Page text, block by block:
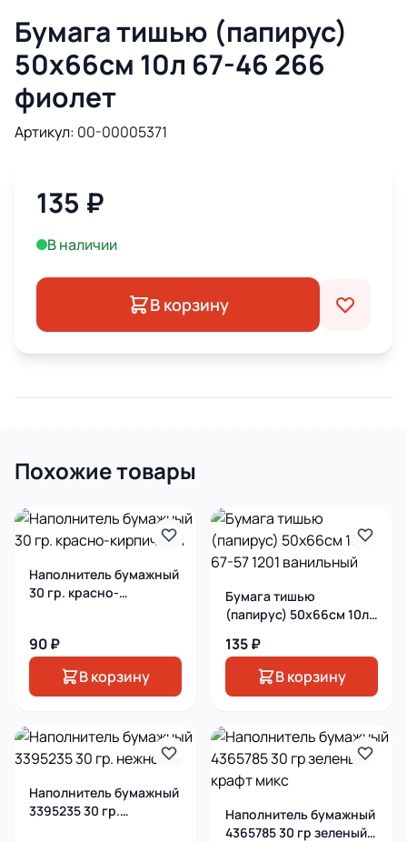
Бумага тишью (папирус)
50х66см 10л 67-46 266
фиолет
Артикул: 00-00005371
135 ₽
В наличии
В корзину
Похожие товары
Наполнитель бумажный
30 гр. красно-
90 ₽
В корзину
Бумага тишью
(папирус) 50х66см 10л
135 ₽
В корзину
Наполнитель бумажный
3395235 30 гр.
Наполнитель бумажный
4365785 30 гр зеленый-